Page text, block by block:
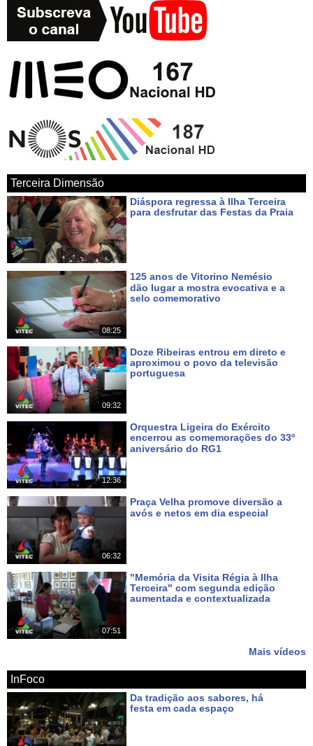
Terceira Dimensão
Diáspora regressa à Ilha Terceira
para desfrutar das Festas da Praia
08:25
125 anos de Vitorino Nemésio
dão lugar a mostra evocativa e a
selo comemorativo
09:32
Doze Ribeiras entrou em direto e
aproximou o povo da televisão
portuguesa
12:36
Orquestra Ligeira do Exército
encerrou as comemorações do 33º
aniversário do RG1
06:32
Praça Velha promove diversão a
avós e netos em dia especial
07:51
"Memória da Visita Régia à Ilha
Terceira" com segunda edição
aumentada e contextualizada
Mais vídeos
InFoco
Da tradição aos sabores, há
festa em cada espaço